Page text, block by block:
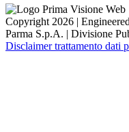
Copyright 2026 |
Parma S.p.A. | Divisione
Disclaimer trattamento dati